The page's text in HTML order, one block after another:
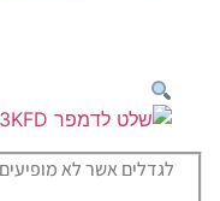
לגדלים אשר לא